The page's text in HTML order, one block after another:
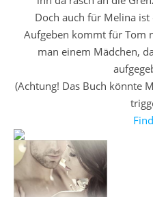
Doch auch für Melina ist
Aufgeben kommt für Tom
man einem Mädchen,
(Achtung! Das Buch könnte